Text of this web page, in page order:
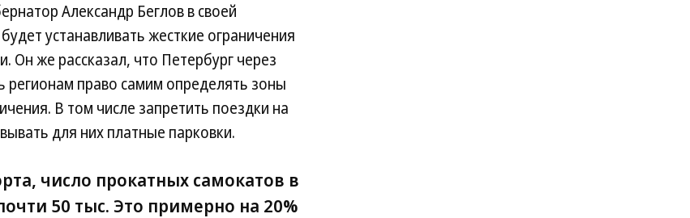
Александр Беглов в своей
устанавливать жесткие ограничения
Он же рассказал, что Петербург через
регионам право самим определять зоны
В том числе запретить поездки на
для них платные парковки.
число прокатных самокатов в
50 тыс. Это примерно на 20%